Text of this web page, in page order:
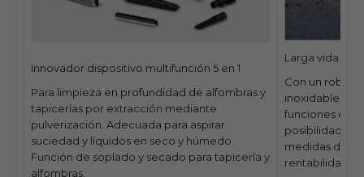
Innovador dispositivo multifunción 5 en 1
Para limpieza en profundidad de alfombras y
tapicerías por extracción mediante
pulverización. Adecuada para aspirar
suciedad y líquidos en seco y húmedo.
Función de soplado y secado para tapicería y
alfombras.
Larga vida útil
Con un
inoxidable y
funciones en
posibilidades
medidas de
rentabilidad y